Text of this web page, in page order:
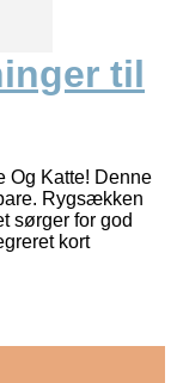
til
Og Katte! Denne
Rygsækken
sørger for god
kort